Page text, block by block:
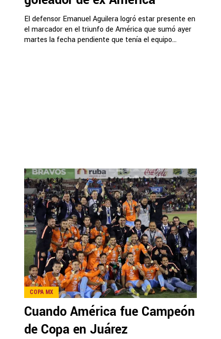
El defensor Emanuel Aguilera logró estar presente en
el marcador en el triunfo de América que sumó ayer
martes la fecha pendiente que tenía el equipo...
COPA MX
Cuando América fue Campeón
de Copa en Juárez